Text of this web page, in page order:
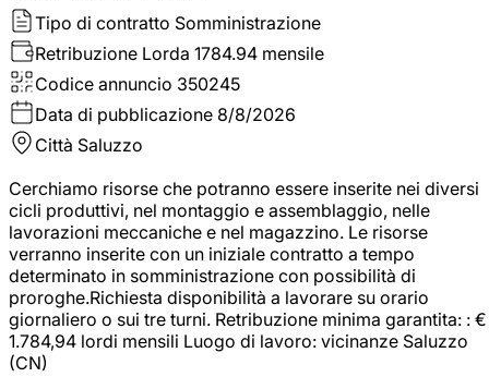
Tipo di contratto Somministrazione
Retribuzione Lorda 1784.94 mensile
Codice annuncio 350245
Data di pubblicazione 8/8/2026
Città Saluzzo
Cerchiamo risorse che potranno essere inserite nei diversi
cicli produttivi, nel montaggio e assemblaggio, nelle
lavorazioni meccaniche e nel magazzino. Le risorse
verranno inserite con un iniziale contratto a tempo
determinato in somministrazione con possibilità di
proroghe.Richiesta disponibilità a lavorare su orario
giornaliero o sui tre turni. Retribuzione minima garantita: : €
1.784,94 lordi mensili Luogo di lavoro: vicinanze Saluzzo
(CN)